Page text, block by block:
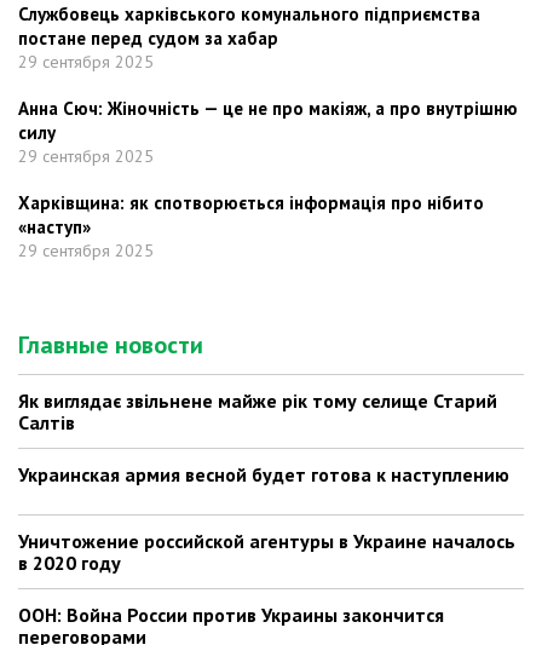
Службовець харківського комунального підприємства
постане перед судом за хабар
29 сентября 2025
Анна Сюч: Жіночність — це не про макіяж, а про внутрішню
силу
29 сентября 2025
Харківщина: як спотворюється інформація про нібито
«наступ»
29 сентября 2025
Главные новости
Як виглядає звільнене майже рік тому селище Старий
Салтів
Украинская армия весной будет готова к наступлению
Уничтожение российской агентуры в Украине началось
в 2020 году
ООН: Война России против Украины закончится
переговорами